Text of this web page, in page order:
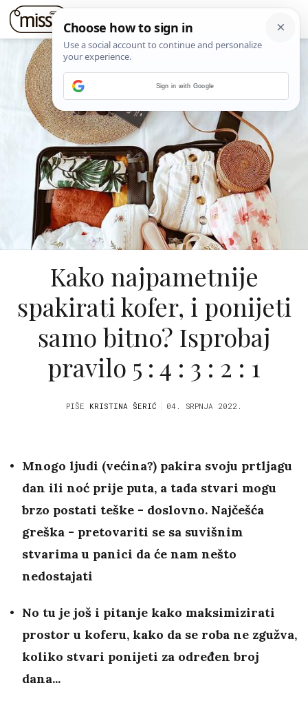
Kako najpametnije
spakirati kofer, i ponijeti
samo bitno? Isprobaj
pravilo 5 : 4 : 3 : 2 : 1
PIŠE KRISTINA ŠERIĆ 04. SRPNJA 2022.
Mnogo ljudi (većina?) pakira svoju prtljagu
dan ili noć prije puta, a tada stvari mogu
brzo postati teške - doslovno. Najčešća
greška - pretovariti se sa suvišnim
stvarima u panici da će nam nešto
nedostajati
No tu je još i pitanje kako maksimizirati
prostor u koferu, kako da se roba ne zgužva,
koliko stvari ponijeti za određen broj
dana...
Sign in with Google